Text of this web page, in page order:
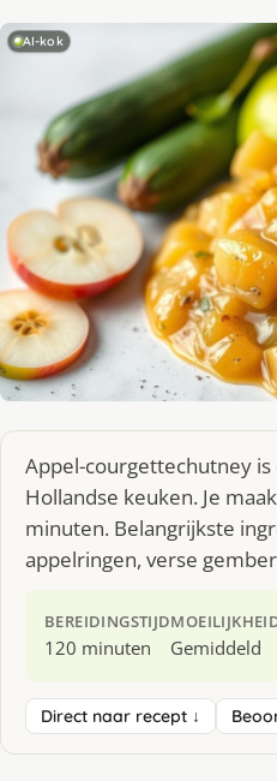
AI-kok
Appel-courgettechutney
Hollandse keuken. Je
minuten. Belangrijkste
appelringen, verse
BEREIDINGSTIJD
120 minuten Gemiddeld
Direct naar recept ↓